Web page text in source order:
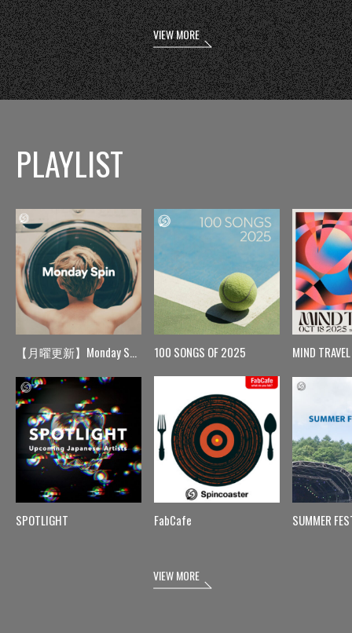
VIEW MORE
PLAYLIST
【月曜更新】Monday Spin
SPOTLIGHT
100 SONGS OF 2025
FabCafe
MIND TRAVEL
SUMMER
VIEW MORE